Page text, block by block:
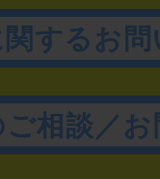
するお
相談／